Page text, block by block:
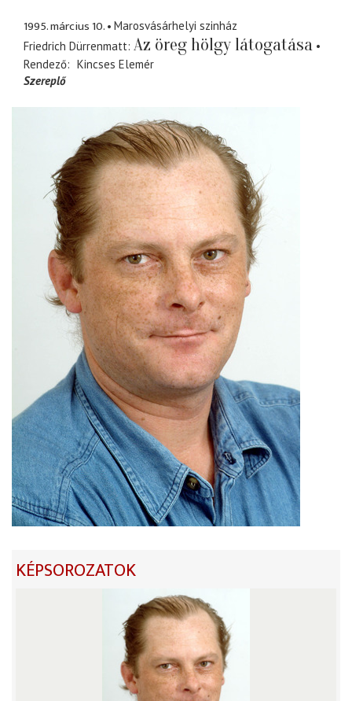
1995. március 10.
Marosvásárhelyi szinház
Friedrich Dürrenmatt Az öreg hölgy látogatása
Rendező
Kincses Elemér
Szereplő
KÉPSOROZATOK